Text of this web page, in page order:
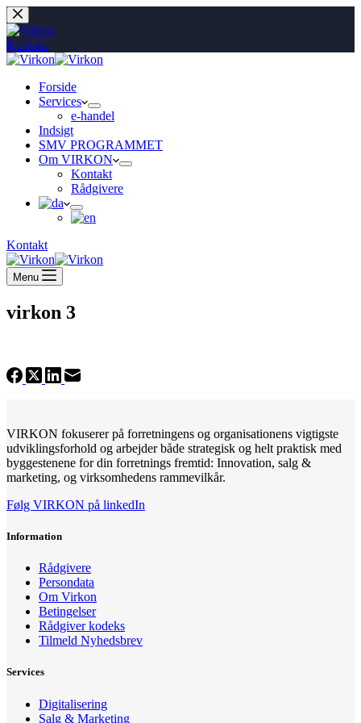
Fortsæt
til
indhold
Kontakt
Forside
Services
e-handel
Indsigt
SMV PROGRAMMET
Om VIRKON
Kontakt
Rådgivere
Kontakt
Menu
virkon 3
VIRKON fokuserer på forretningens og organisationens vigtigste
udviklingsforhold og arbejder både strategisk og helt praktisk med
byggestenene for din forretnings fremtid: Innovation, salg &
marketing, og virksomhedens rammevilkår.
Følg VIRKON på linkedIn
Information
Rådgivere
Persondata
Om Virkon
Betingelser
Rådgiver kodeks
Tilmeld Nyhedsbrev
Services
Digitalisering
Salg & Marketing